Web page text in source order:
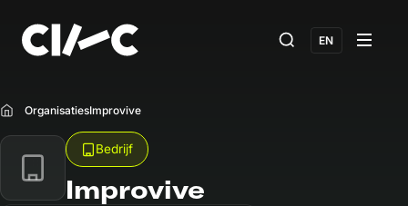
EN
Home
OrganisatiesImprovive
Bedrijf
Improvive